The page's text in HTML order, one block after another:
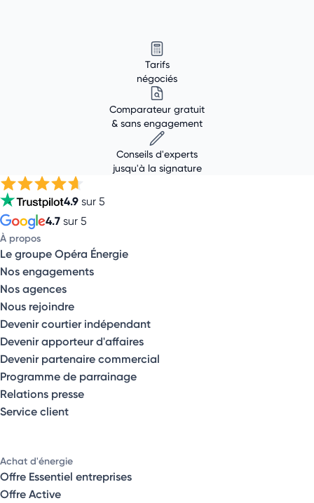
Tarifs
négociés
Comparateur gratuit
& sans engagement
Conseils d'experts
jusqu'à la signature
4.9 sur 5
4.7 sur 5
À propos
Le groupe Opéra Énergie
Nos engagements
Nos agences
Nous rejoindre
Devenir courtier indépendant
Devenir apporteur d'affaires
Devenir partenaire commercial
Programme de parrainage
Relations presse
Service client
Achat d'énergie
Offre Essentiel entreprises
Offre Active